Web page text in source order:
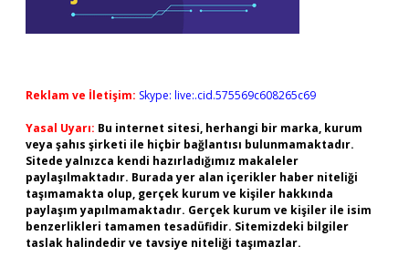
Reklam ve İletişim: Skype: live:.cid.575569c608265c69
Yasal Uyarı: Bu internet sitesi, herhangi bir marka, kurum
veya şahıs şirketi ile hiçbir bağlantısı bulunmamaktadır.
Sitede yalnızca kendi hazırladığımız makaleler
paylaşılmaktadır. Burada yer alan içerikler haber niteliği
taşımamakta olup, gerçek kurum ve kişiler hakkında
paylaşım yapılmamaktadır. Gerçek kurum ve kişiler ile isim
benzerlikleri tamamen tesadüfidir. Sitemizdeki bilgiler
taslak halindedir ve tavsiye niteliği taşımazlar.